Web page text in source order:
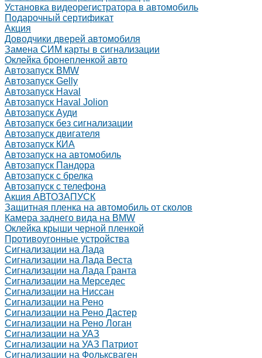
Установка видеорегистратора в автомобиль
Подарочный сертификат
Акция
Доводчики дверей автомобиля
Замена СИМ карты в сигнализации
Оклейка бронепленкой авто
Автозапуск BMW
Автозапуск Gelly
Автозапуск Haval
Автозапуск Haval Jolion
Автозапуск Ауди
Автозапуск без сигнализации
Автозапуск двигателя
Автозапуск КИА
Автозапуск на автомобиль
Автозапуск Пандора
Автозапуск с брелка
Автозапуск с телефона
Акция АВТОЗАПУСК
Защитная пленка на автомобиль от сколов
Камера заднего вида на BMW
Оклейка крыши черной пленкой
Противоугонные устройства
Сигнализации на Лада
Сигнализации на Лада Веста
Сигнализации на Лада Гранта
Сигнализации на Мерседес
Сигнализации на Ниссан
Сигнализации на Рено
Сигнализации на Рено Дастер
Сигнализации на Рено Логан
Сигнализации на УАЗ
Сигнализации на УАЗ Патриот
Сигнализации на Фольксваген